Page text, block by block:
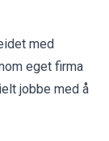
med
eget firma
jobbe med å